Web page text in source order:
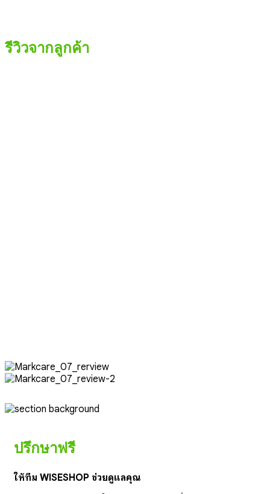
รีวิวจากลูกค้า
ปรึกษาฟรี
ให้ทีม WISESHOP ช่วยดูแลคุณ